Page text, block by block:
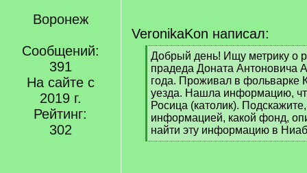
Воронеж
Сообщений:
391
На сайте с
2019 г.
Рейтинг:
302
VeronikaKon написал:
[
q
]
Добрый день! Ищу метрику о
прадеда Доната Антоновича
года. Проживал в фольварке
уезда. Нашла информацию,
Росица (католик).
информацией, какой фонд,
найти эту информацию в
[